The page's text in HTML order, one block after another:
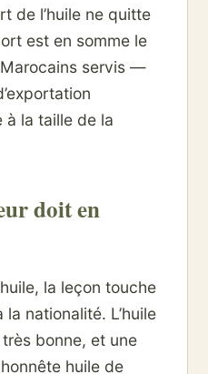
de l’huile ne quitte
est en somme le
servis —
à la taille de la
doit en
la leçon touche
nationalité. L’huile
bonne, et une
huile de